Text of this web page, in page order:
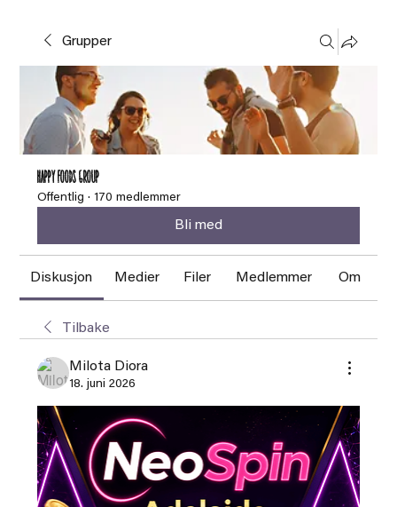
Grupper
HAPPY FOODS Group
Offentlig · 170 medlemmer
Bli med
Diskusjon Medier Filer Medlemmer Om
Tilbake
Milota Diora
18. juni 2026